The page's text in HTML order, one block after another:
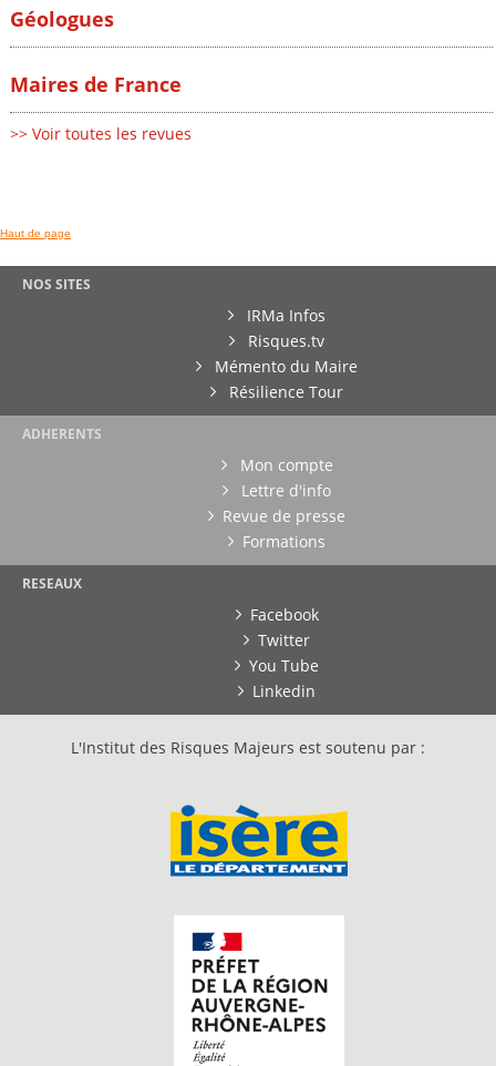
Géologues
Maires de France
>> Voir toutes les revues
Haut de page
NOS SITES
IRMa Infos
Risques.tv
Mémento du Maire
Résilience Tour
ADHERENTS
Mon compte
Lettre d'info
Revue de presse
Formations
RESEAUX
Facebook
Twitter
You Tube
Linkedin
L'Institut des Risques Majeurs est soutenu par :